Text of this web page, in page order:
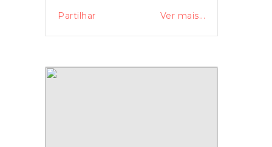
Partilhar Ver mais...